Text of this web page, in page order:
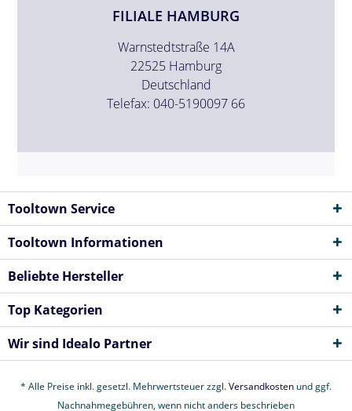
FILIALE HAMBURG
Warnstedtstraße 14A
22525 Hamburg
Deutschland
Telefax: 040-5190097 66
Tooltown Service
Tooltown Informationen
Beliebte Hersteller
Top Kategorien
Wir sind Idealo Partner
* Alle Preise inkl. gesetzl. Mehrwertsteuer zzgl.Versandkosten und ggf.
Nachnahmegebühren, wenn nicht anders beschrieben